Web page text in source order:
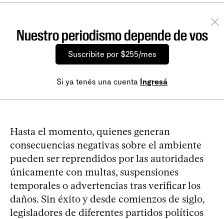
Nuestro periodismo depende de vos
Suscribite por $255/mes
Si ya tenés una cuenta Ingresá
Hasta el momento, quienes generan
consecuencias negativas sobre el ambiente
pueden ser reprendidos por las autoridades
únicamente con multas, suspensiones
temporales o advertencias tras verificar los
daños. Sin éxito y desde comienzos de siglo,
legisladores de diferentes partidos políticos